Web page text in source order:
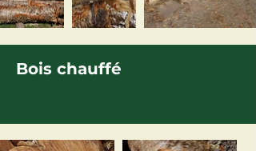
Bois chauffé